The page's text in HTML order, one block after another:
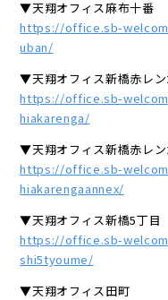
▼天翔オフィス麻布十番
https://office.sb-
uban/
▼天翔オフィス新橋赤レン
https://office.sb-
hiakarenga/
▼天翔オフィス新橋赤レン
https://office.sb-
hiakarengaannex/
▼天翔オフィス新橋5丁目
https://office.sb-
shi5tyoume/
▼天翔オフィス田町